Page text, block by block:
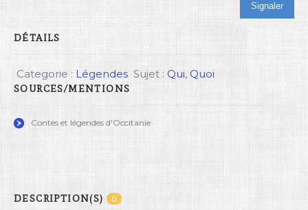
Signaler
DÉTAILS
Categorie : Légendes Sujet : Qui, Quoi
SOURCES/MENTIONS
Contes et légendes d'Occitanie
DESCRIPTION(S) 0